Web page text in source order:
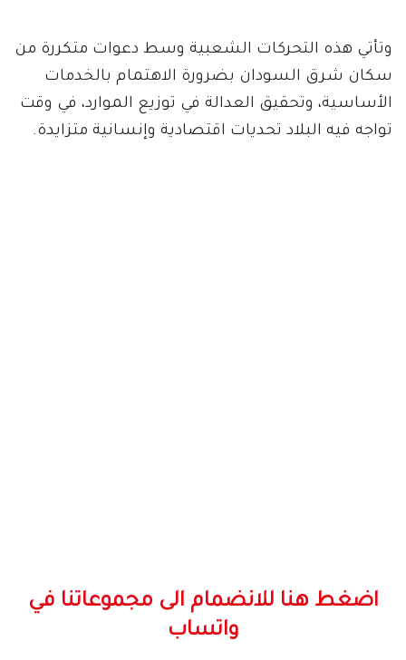
وتأتي هذه التحركات الشعبية وسط دعوات متكررة من
سكان شرق السودان بضرورة الاهتمام بالخدمات
الأساسية، وتحقيق العدالة في توزيع الموارد، في وقت
تواجه فيه البلاد تحديات اقتصادية وإنسانية متزايدة.
اضغط هنا للانضمام الى مجموعاتنا في
واتساب